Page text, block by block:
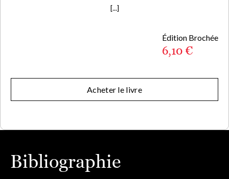
[...]
Édition Brochée
6,10 €
Acheter le livre
Bibliographie